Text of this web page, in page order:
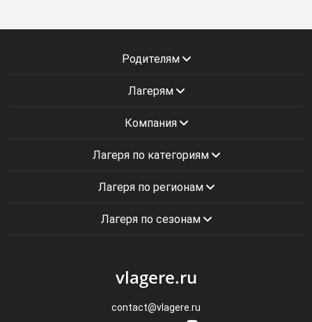
Родителям
Лагерям
Компания
Лагеря по категориям
Лагеря по регионам
Лагеря по сезонам
vlagere.ru
contact@vlagere.ru